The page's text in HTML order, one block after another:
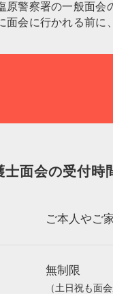
原警察署の一般面会
面会に行かれる前に
士面会の受付時
ご本人やご
無制限
（土日祝も面